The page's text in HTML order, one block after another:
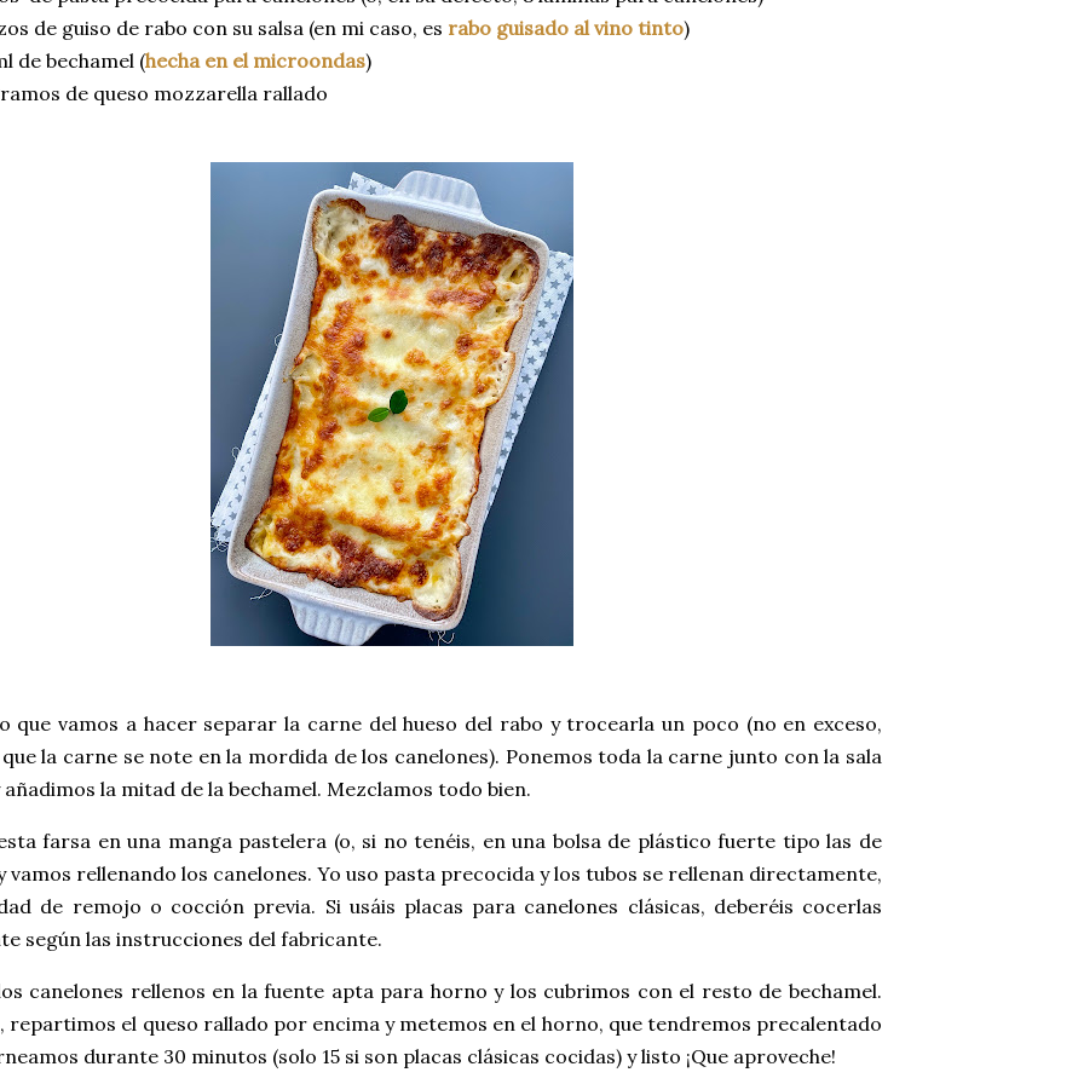
de guiso de rabo con su salsa (en mi caso, es rabo guisado al vino tinto)
de bechamel (hecha en el microondas)
de queso mozzarella rallado
que vamos a hacer separar la carne del hueso del rabo y trocearla un poco (no en exceso,
la carne se note en la mordida de los canelones). Ponemos toda la carne junto con la sala
añadimos la mitad de la bechamel. Mezclamos todo bien.
farsa en una manga pastelera (o, si no tenéis, en una bolsa de plástico fuerte tipo las de
vamos rellenando los canelones. Yo uso pasta precocida y los tubos se rellenan directamente,
de remojo o cocción previa. Si usáis placas para canelones clásicas, deberéis cocerlas
según las instrucciones del fabricante.
canelones rellenos en la fuente apta para horno y los cubrimos con el resto de bechamel.
repartimos el queso rallado por encima y metemos en el horno, que tendremos precalentado
durante 30 minutos (solo 15 si son placas clásicas cocidas) y listo ¡Que aproveche!